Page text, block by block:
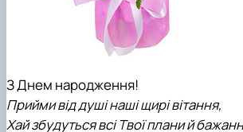
З Днем народження!
Прийми від душі наші щирі вітання,
Хай збудуться всі Твої плани й